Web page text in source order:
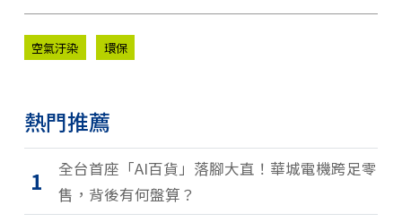
空氣汙染 環保
熱門推薦
1
全台首座「AI百貨」落腳大直！華城電機跨足零
售，背後有何盤算？